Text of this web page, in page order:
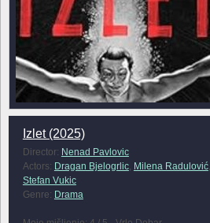
Izlet (2025)
Director: Nenad Pavlovic
Actors: Dragan Bjelogrlic, Milena Radulović,
Stefan Vukic
Genre: Drama